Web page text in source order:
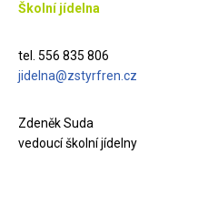
Školní jídelna
tel. 556 835 806
jidelna@zstyrfren.cz
Zdeněk Suda
vedoucí školní jídelny